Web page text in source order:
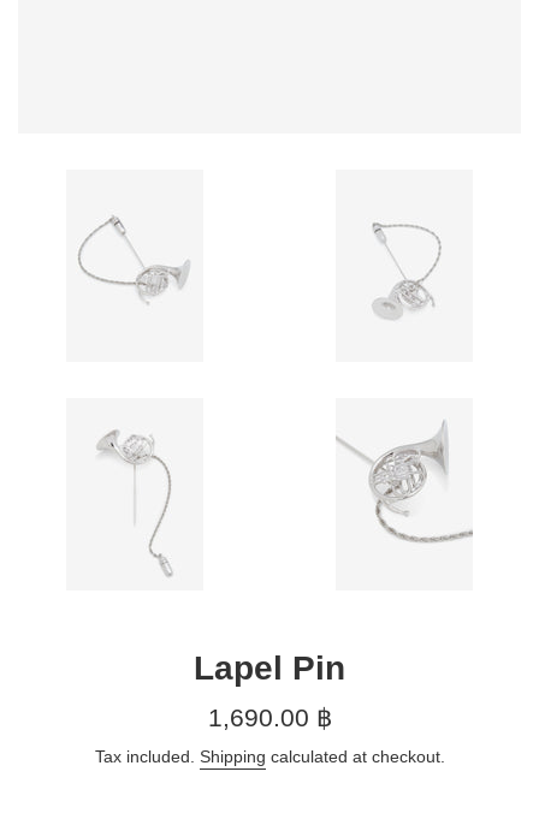
Lapel Pin
Regular
1,690.00 ฿
Tax included. Shipping calculated at checkout.